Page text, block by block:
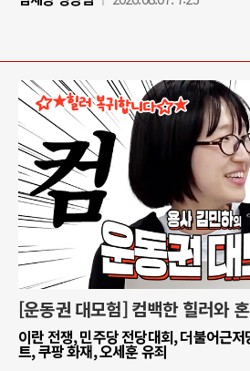
[운동권 대모험] 컴백한 힐러와
이란 전쟁, 민주당 전당대회, 더불어근
트, 쿠팡 화재, 오세훈 유죄